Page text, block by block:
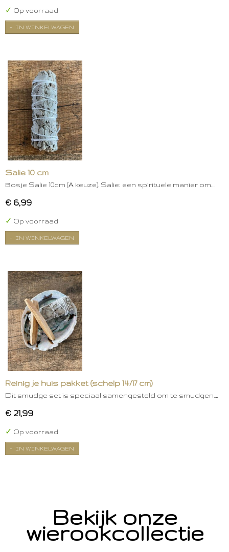
✓ Op voorraad
IN WINKELWAGEN
Salie 10 cm
Bosje Salie 10cm (A keuze). Salie: een spirituele manier om…
€ 6,99
✓ Op voorraad
IN WINKELWAGEN
Reinig je huis pakket (schelp 14/17 cm)
Dit smudge set is speciaal samengesteld om te smudgen.…
€ 21,99
✓ Op voorraad
IN WINKELWAGEN
Bekijk onze
wierookcollectie